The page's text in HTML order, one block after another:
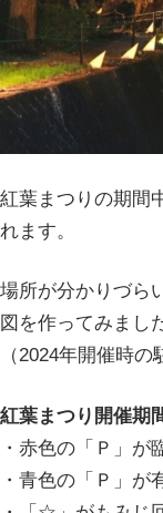
紅葉まつりの期間
れます。
場所が分かりづら
図を作ってみまし
（2024年開催時
紅葉まつり開催期
・赤色の「Ｐ」が
・青色の「Ｐ」が